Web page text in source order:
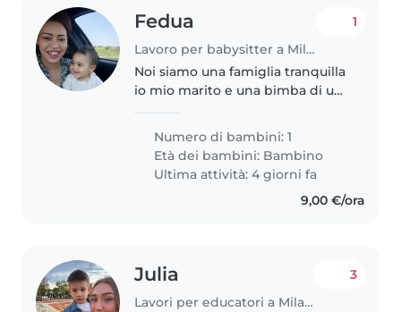
Fedua
Lavoro per babysitter a Milano
1
Noi siamo una famiglia tranquilla
io mio marito e una bimba di un
vorremmo trovare qualcuna di
altrettanto rispettosa. Sono
incinta e dovrei partorire..
Numero di bambini: 1
Età dei bambini: Bambino
Ultima attività: 4 giorni fa
9,00 €/ora
Julia
Lavori per educatori a Milano
3